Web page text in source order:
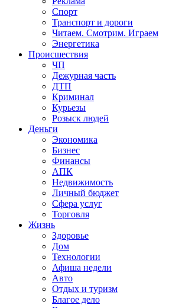
Спорт
Транспорт и дороги
Читаем. Смотрим. Играем
Энергетика
Происшествия
ЧП
Дежурная часть
ДТП
Криминал
Курьезы
Розыск людей
Деньги
Экономика
Бизнес
Финансы
АПК
Недвижимость
Личный бюджет
Сфера услуг
Торговля
Жизнь
Здоровье
Дом
Технологии
Афиша недели
Авто
Отдых и туризм
Благое дело